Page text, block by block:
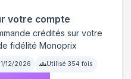
votre compte
crédités sur votre
fidélité Monoprix
12/2026 Utilisé 354 fois